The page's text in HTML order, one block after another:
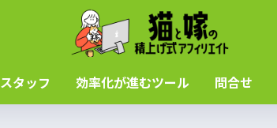
スタッフ 効率化が進むツール 問合せ